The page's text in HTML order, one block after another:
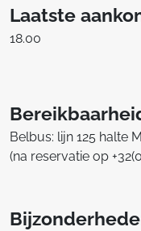
Laatste
18.00
Belbus: lijn 125 halte
(na reservatie op